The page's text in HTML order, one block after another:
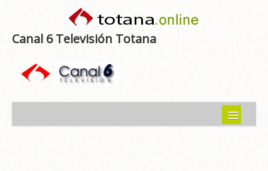
Canal 6 Televisión Totana